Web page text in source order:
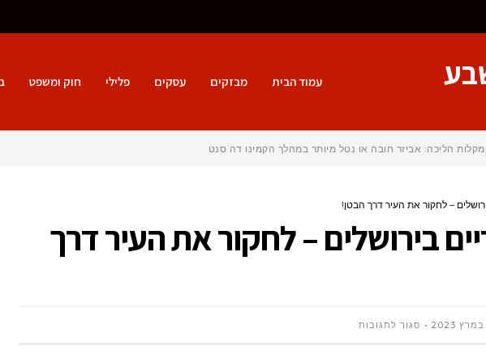
עמוד הבית מבזקים עסקים פלילי חוק ומשפט
מקלות הליכה: אביזר חובה או נטל מיותר במהלך הקמינו דה סנטיאגו?
– לחקור את העיר דרך הבטן!
בירושלים – לחקור את העיר דרך
סגור לתגובותעל